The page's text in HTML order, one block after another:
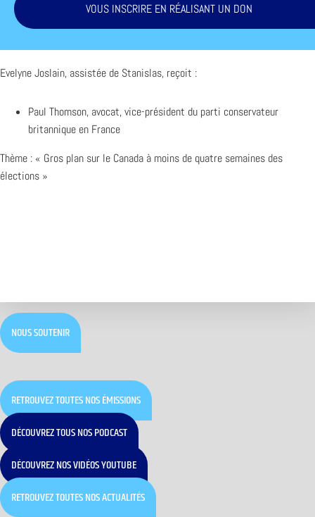
VOUS INSCRIRE EN RÉALISANT UN DON
Evelyne Joslain, assistée de Stanislas, reçoit :
Paul Thomson, avocat, vice-président du parti conservateur
britannique en France
Thème : « Gros plan sur le Canada à moins de quatre semaines des
élections »
NOUS SOUTENIR
RETROUVEZ TOUTES NOS ÉMISSIONS
DÉCOUVREZ TOUS NOS PODCAST
DÉCOUVREZ NOS VIDÉOS YOUTUBE
RETROUVEZ TOUTES NOS ACTUALITÉS